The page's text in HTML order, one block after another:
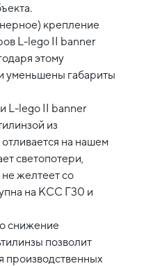
крепление
L-lego II banner
этому
уменьшены габариты
L-lego II banner
из
на нашем
светопотери,
желтеет со
на КСС Г30 и
снижение
позволит
производственных